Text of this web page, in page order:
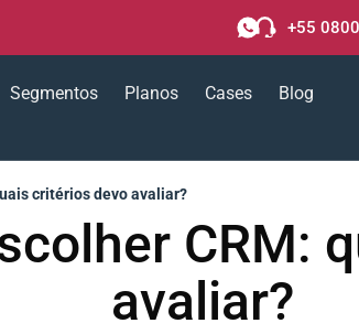
+55
Segmentos Planos Cases Blog
critérios devo avaliar?
CRM:
avaliar?